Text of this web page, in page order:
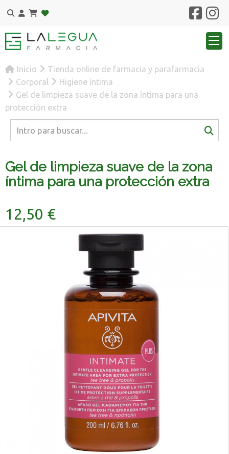
Inicio
Tienda online de farmacia y parafarmacia
Corporal
Higiene íntima
Gel de limpieza suave de la zona íntima para una
protección extra
Gel de limpieza suave de la zona
íntima para una protección extra
12,50 €